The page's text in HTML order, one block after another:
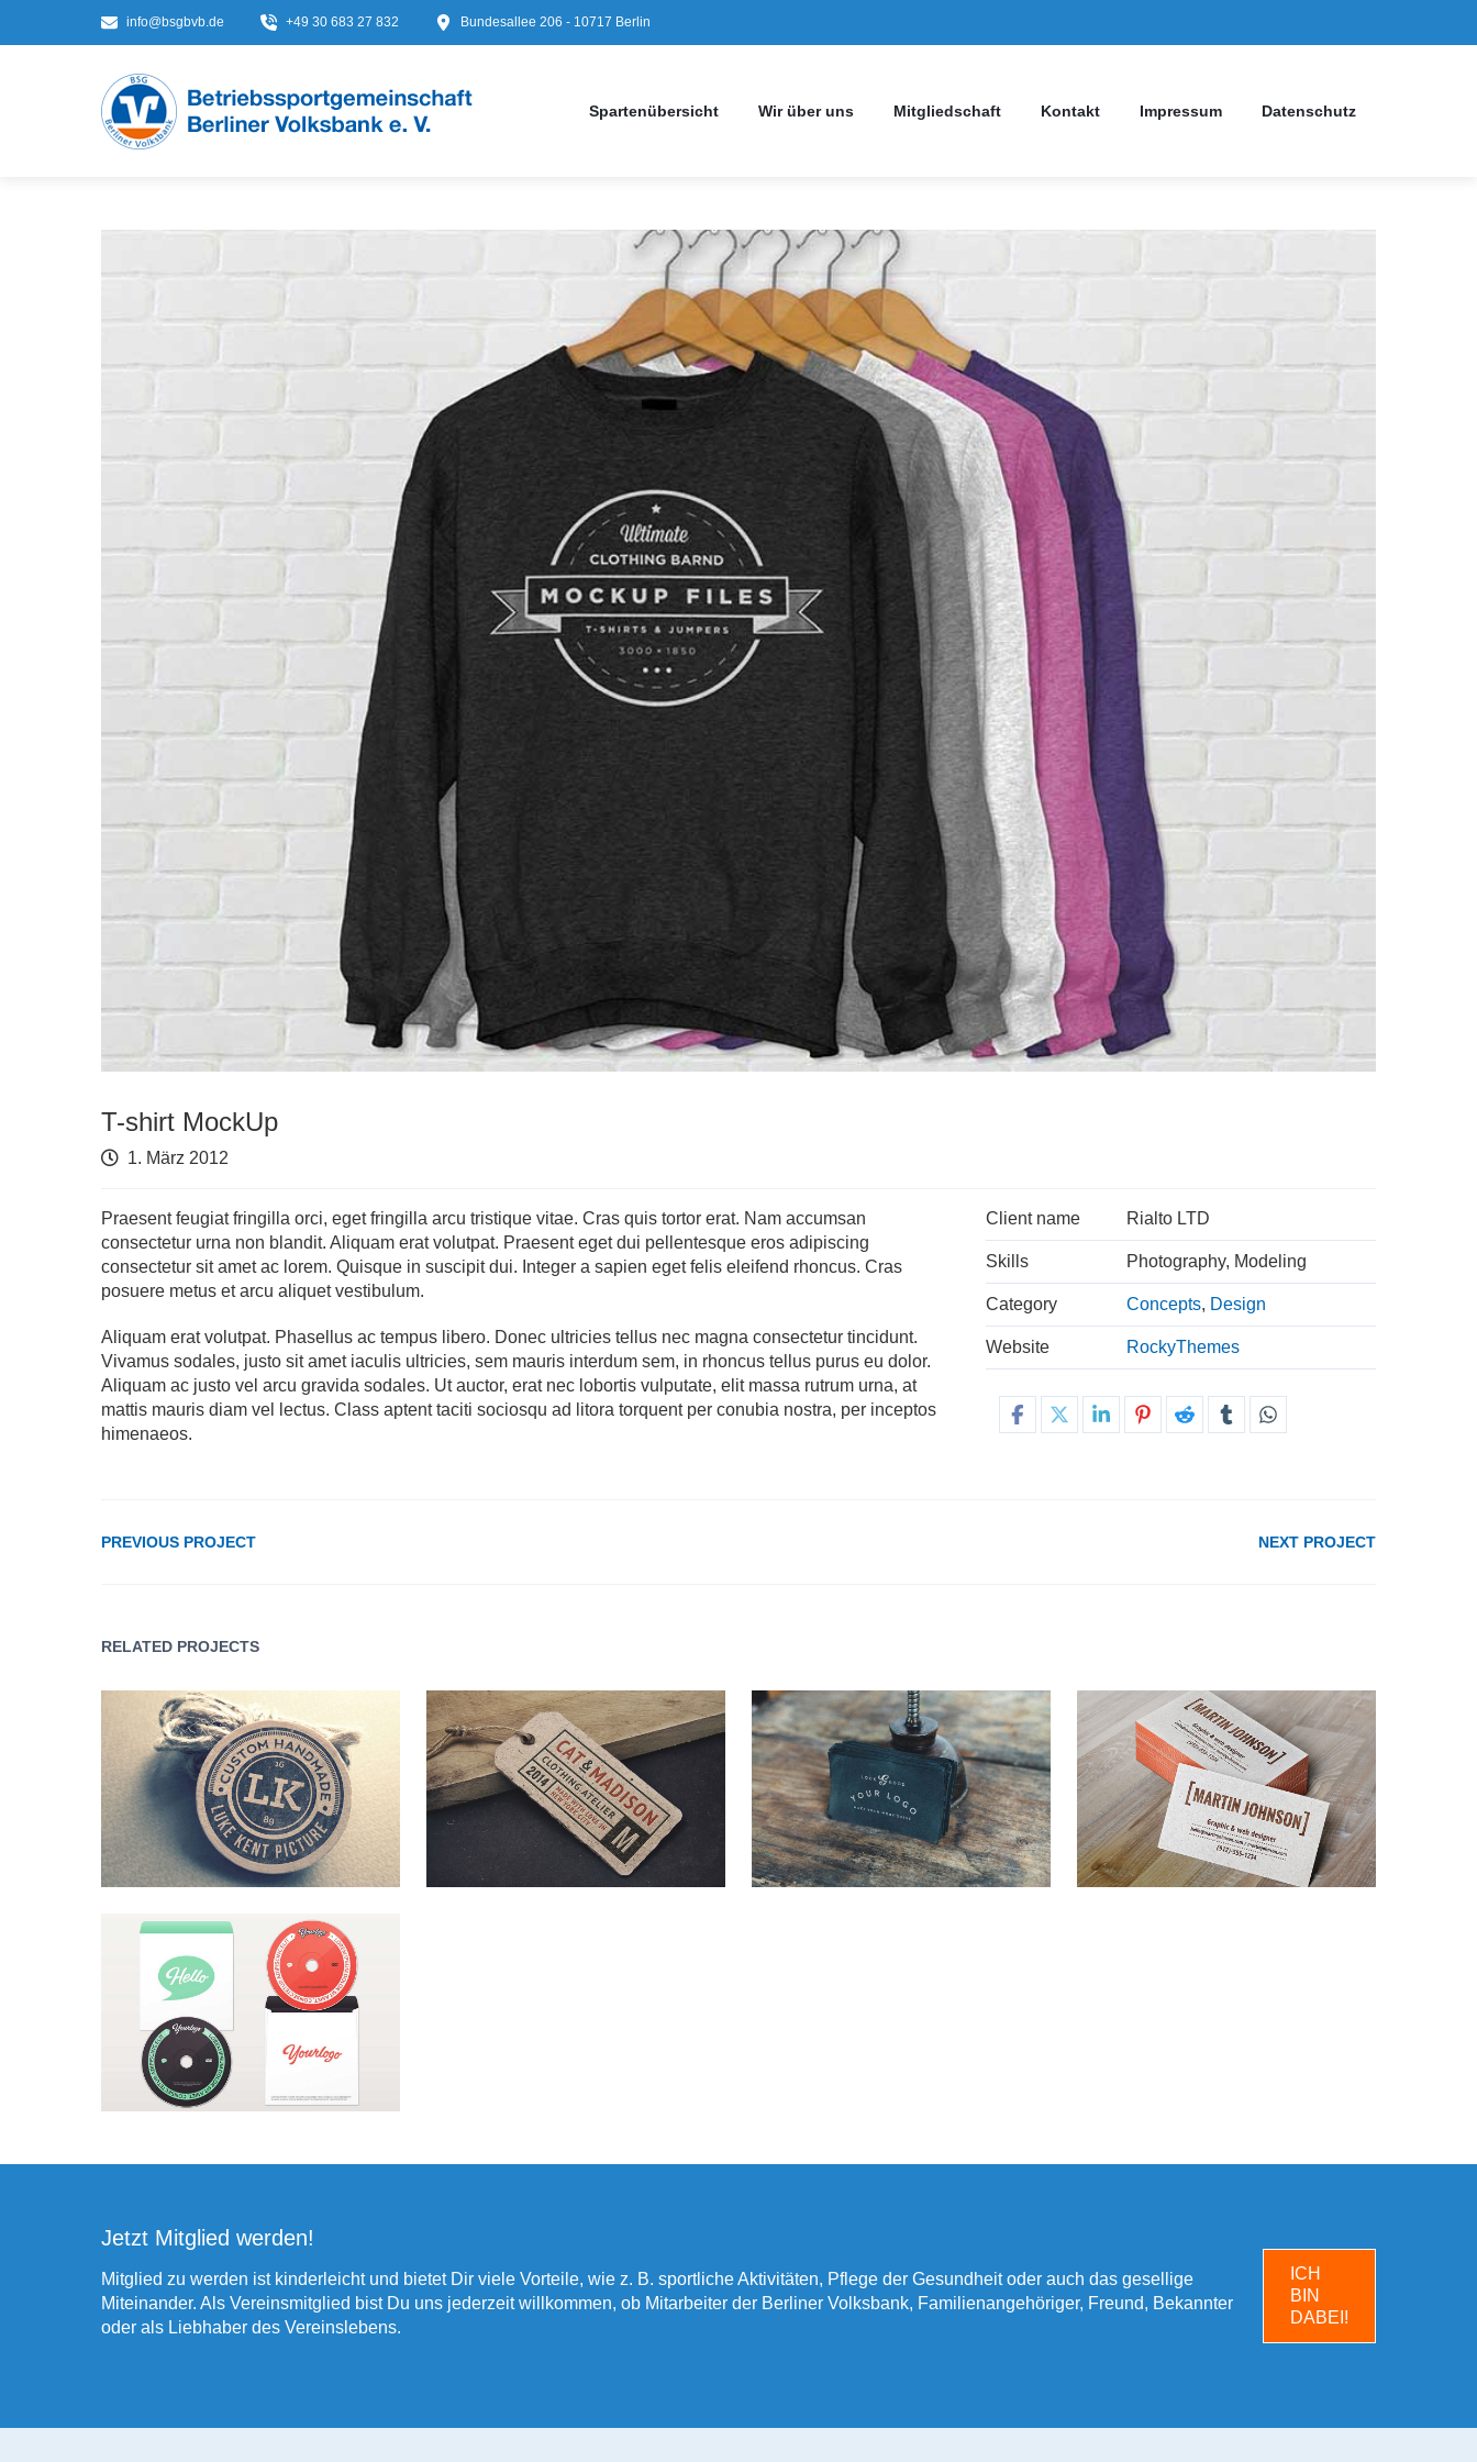
info@bsgbvb.de +49 30 683 27 832 Bundesallee 206 - 10717 Berlin
Spartenübersicht Wir über uns Mitgliedschaft Kontakt Impressum Datenschutz
T-shirt MockUp
1. März 2012
Praesent feugiat fringilla orci, eget fringilla arcu tristique vitae. Cras quis tortor erat. Nam accumsan
consectetur urna non blandit. Aliquam erat volutpat. Praesent eget dui pellentesque eros adipiscing
consectetur sit amet ac lorem. Quisque in suscipit dui. Integer a sapien eget felis eleifend rhoncus. Cras
posuere metus et arcu aliquet vestibulum.
Aliquam erat volutpat. Phasellus ac tempus libero. Donec ultricies tellus nec magna consectetur tincidunt.
Vivamus sodales, justo sit amet iaculis ultricies, sem mauris interdum sem, in rhoncus tellus purus eu dolor.
Aliquam ac justo vel arcu gravida sodales. Ut auctor, erat nec lobortis vulputate, elit massa rutrum urna, at
mattis mauris diam vel lectus. Class aptent taciti sociosqu ad litora torquent per conubia nostra, per inceptos
himenaeos.
Client name Rialto LTD
Skills Photography, Modeling
Category Concepts, Design
Website RockyThemes
PREVIOUS PROJECT NEXT PROJECT
RELATED PROJECTS
Custom HandMade LK
Design
Vintage Label Tag
Concepts ,Mockup
Black Logo Design
Concepts ,Logo
Orange BusinessCard
Business Cards Concepts
DVD Envlope
Jetzt Mitglied werden!
Mitglied zu werden ist kinderleicht und bietet Dir viele Vorteile, wie z. B. sportliche Aktivitäten, Pflege der Gesundheit oder auch das gesellige
Miteinander. Als Vereinsmitglied bist Du uns jederzeit willkommen, ob Mitarbeiter der Berliner Volksbank, Familienangehöriger, Freund, Bekannter
oder als Liebhaber des Vereinslebens.
ICH
BIN
DABEI!